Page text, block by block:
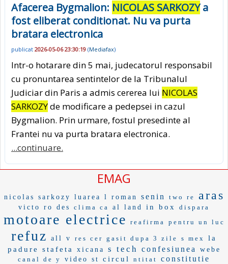
Afacerea Bygmalion: NICOLAS SARKOZYa
fost eliberat conditionat. Nu va purta
bratara electronica
publicat 2026-05-06 23:30:19 (Mediafax)
Intr-o hotarare din 5 mai, judecatorul responsabil
cu pronuntarea sentintelor de la Tribunalul
Judiciar din Paris a admis cererea lui NICOLAS
SARKOZYde modificare a pedepsei in cazul
Bygmalion. Prin urmare, fostul presedinte al
Frantei nu va purta bratara electronica.
...continuare.
EMAG
nicolas sarkozy luarea l roman senin two re aras
victo ro des clima ca al land in box dispara
motoare electrice reafirma pentru un luc
refuz all v res cer gasit dupa 3 zile s mex
la
padure
stafeta xicana s tech confesiunea
webe
canal de y
video st circul ntitat constitutie